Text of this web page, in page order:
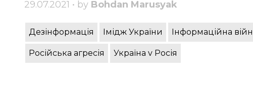
29.07.2021 • by Bohdan Marusyak
Дезінформація Імідж України Інформаційна
Російська агресія Україна v Росія